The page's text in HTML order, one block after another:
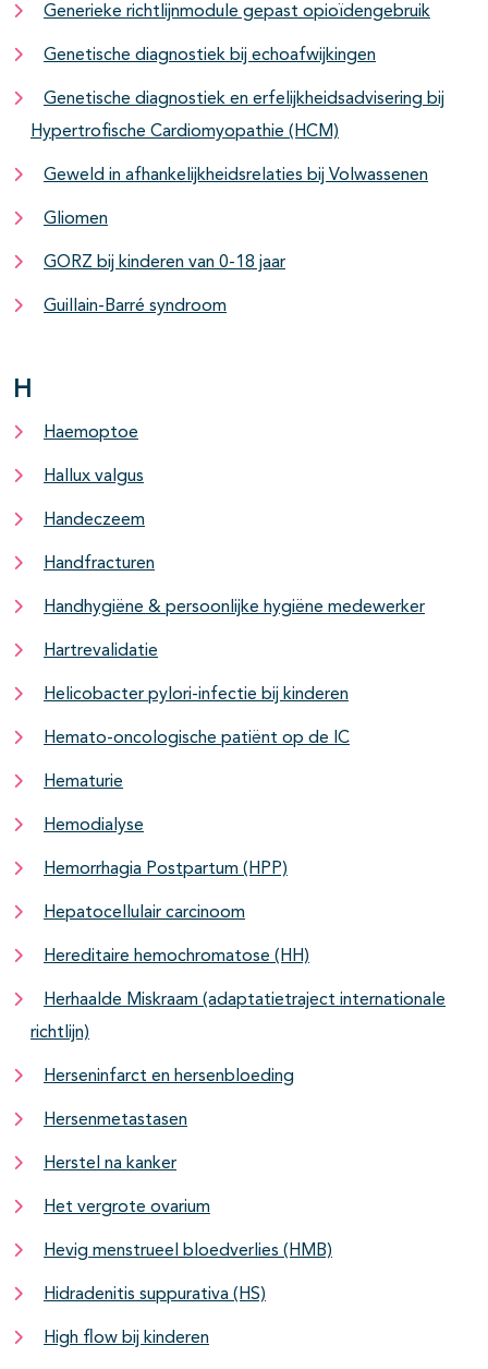
Generieke richtlijnmodule gepast opioïdengebruik
Genetische diagnostiek bij echoafwijkingen
Genetische diagnostiek en erfelijkheidsadvisering bij
Hypertrofische Cardiomyopathie (HCM)
Geweld in afhankelijkheidsrelaties bij Volwassenen
Gliomen
GORZ bij kinderen van 0-18 jaar
Guillain-Barré syndroom
H
Haemoptoe
Hallux valgus
Handeczeem
Handfracturen
Handhygiëne & persoonlijke hygiëne medewerker
Hartrevalidatie
Helicobacter pylori-infectie bij kinderen
Hemato-oncologische patiënt op de IC
Hematurie
Hemodialyse
Hemorrhagia Postpartum (HPP)
Hepatocellulair carcinoom
Hereditaire hemochromatose (HH)
Herhaalde Miskraam (adaptatietraject internationale
richtlijn)
Herseninfarct en hersenbloeding
Hersenmetastasen
Herstel na kanker
Het vergrote ovarium
Hevig menstrueel bloedverlies (HMB)
Hidradenitis suppurativa (HS)
High flow bij kinderen